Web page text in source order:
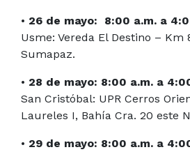
• 26 de mayo: 8:00 a.m. a
Usme: Vereda El Destino – Km
Sumapaz.
• 28 de mayo: 8:00 a.m. a
San Cristóbal: UPR Cerros
Laureles I, Bahía Cra. 20 este
• 29 de mayo: 8:00 a.m. a